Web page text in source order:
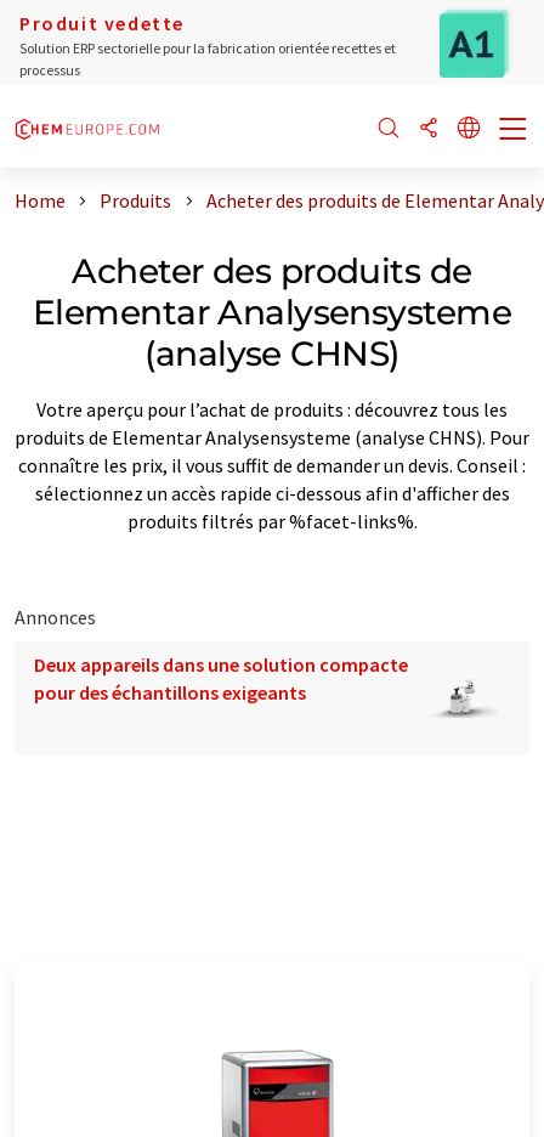
Produit vedette
Solution ERP sectorielle pour la fabrication orientée recettes et
processus
Home Produits Acheter des produits de Elementar
Acheter des produits de
Elementar Analysensysteme
(analyse CHNS)
Votre aperçu pour l’achat de produits : découvrez tous les
produits de Elementar Analysensysteme (analyse CHNS). Pour
connaître les prix, il vous suffit de demander un devis. Conseil :
sélectionnez un accès rapide ci-dessous afin d'afficher des
produits filtrés par %facet-links%.
Annonces
Deux appareils dans une solution compacte
pour des échantillons exigeants